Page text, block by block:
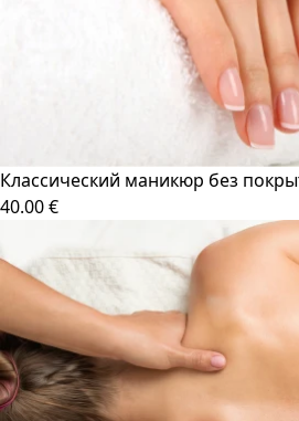
Классический маникюр без
40.00 €